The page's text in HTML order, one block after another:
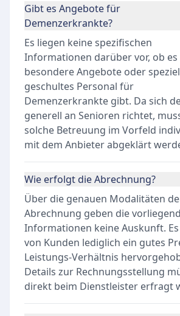
Gibt es Angebote für
Demenzerkrankte?
Es liegen keine spezifischen
Informationen darüber vor, ob es
besondere Angebote oder
geschultes Personal für
Demenzerkrankte gibt. Da sich
generell an Senioren richtet,
solche Betreuung im Vorfeld
mit dem Anbieter abgeklärt
Wie erfolgt die Abrechnung?
Über die genauen Modalitäten
Abrechnung geben die
Informationen keine Auskunft.
von Kunden lediglich ein gutes
Leistungs-Verhältnis
Details zur Rechnungsstellung
direkt beim Dienstleister erfragt